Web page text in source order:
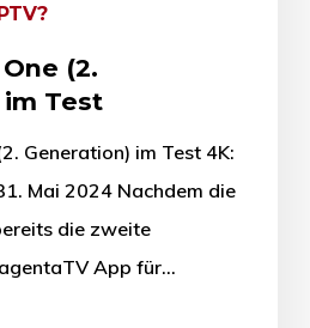
(2.
Test
Generation) im Test 4K:
Mai 2024 Nachdem die
die zweite
App für…